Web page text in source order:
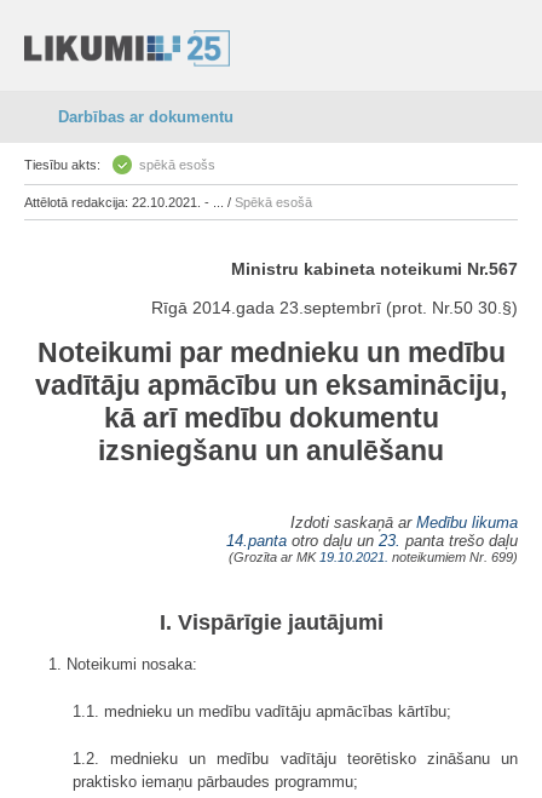
Darbības ar dokumentu
Tiesību akts: spēkā esošs
Attēlotā redakcija: 22.10.2021. - ... / Spēkā esošā
Ministru kabineta noteikumi Nr.567
Rīgā 2014.gada 23.septembrī (prot. Nr.50 30.§)
Noteikumi par mednieku un medību
vadītāju apmācību un eksamināciju,
kā arī medību dokumentu
izsniegšanu un anulēšanu
Izdoti saskaņā ar Medību likuma
14.panta otro daļu un 23. panta trešo daļu
(Grozīta ar MK 19.10.2021. noteikumiem Nr. 699)
I. Vispārīgie jautājumi
1. Noteikumi nosaka:
1.1. mednieku un medību vadītāju apmācības kārtību;
1.2. mednieku un medību vadītāju teorētisko zināšanu un
praktisko iemaņu pārbaudes programmu;